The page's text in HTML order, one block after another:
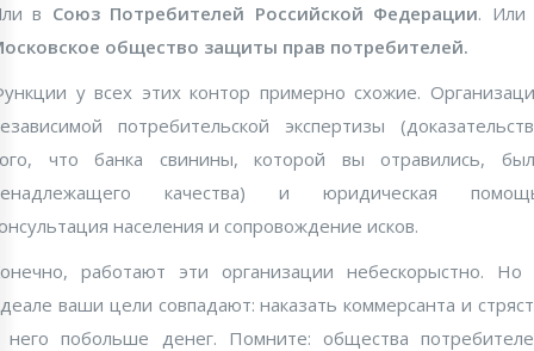
в Союз Потребителей Российской Федерации. Или
общество защиты прав потребителей.
у всех этих контор примерно схожие.
потребительской экспертизы
что банка свинины, которой вы отравились,
качества) и юридическая
населения и сопровождение исков.
работают эти организации небескорыстно. Но
ваши цели совпадают: наказать коммерсанта и
него побольше денег. Помните: общества